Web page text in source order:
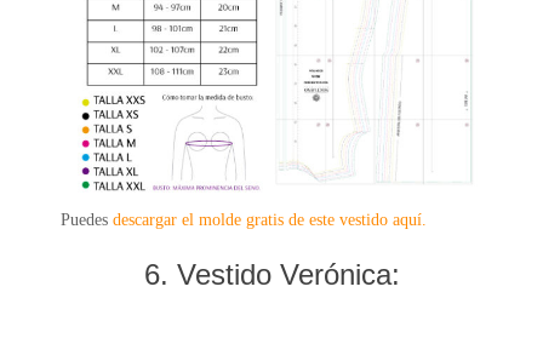
Puedes descargar el molde gratis de este vestido aquí.
6. Vestido Verónica: